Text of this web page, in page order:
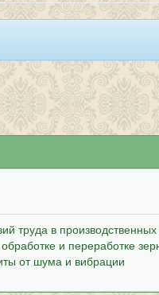
труда в
и переработке
от шума и вибрации